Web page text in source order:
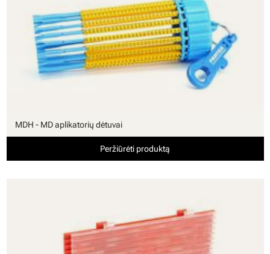
MDH - MD aplikatorių dėtuvai
Peržiūrėti produktą